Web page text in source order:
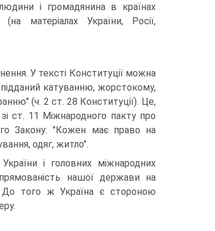
і громадянина в країнах
матеріалах України, Росії,
У тексті Конституції можна
катуванню, жорстокому,
(ч. 2 ст. 28 Конституції). Це,
ст. 11 Міжнародного пакту про
Закону: "Кожен має право на
одяг, житло".
України і головних міжнародних
нашої держави на
До того ж Україна є стороною